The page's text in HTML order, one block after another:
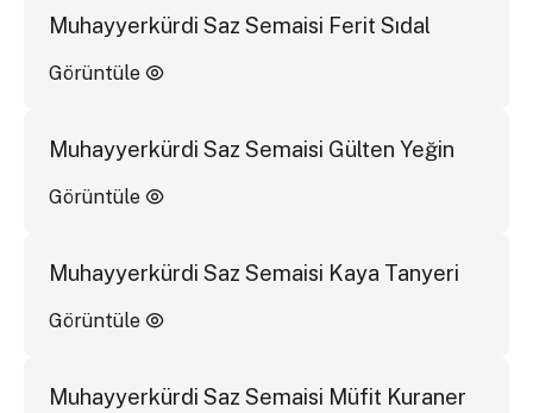
Muhayyerkürdi Saz Semaisi Ferit Sıdal
Görüntüle
Muhayyerkürdi Saz Semaisi Gülten Yeğin
Görüntüle
Muhayyerkürdi Saz Semaisi Kaya Tanyeri
Görüntüle
Muhayyerkürdi Saz Semaisi Müfit Kuraner